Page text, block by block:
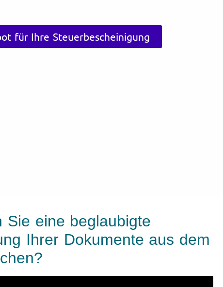
für Ihre Steuerbescheinigung
Sie eine beglaubigte
Ihrer Dokumente aus dem